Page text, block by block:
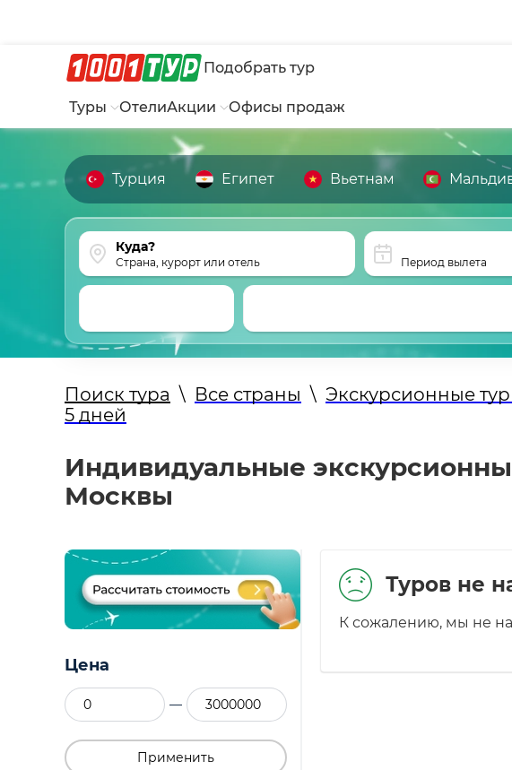
Подобрать тур
Туры ОтелиАкции Офисы продаж
Турция Египет Вьетнам
Страна, курорт или отель Период вылета
Поиск тура \ Все страны \ Экскурсионные
5 дней
Индивидуальные
Москвы
Цена
—
Применить
Туров не
К сожалению, мы не